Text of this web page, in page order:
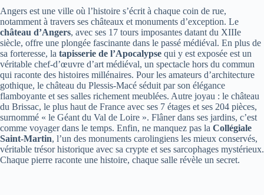
Angers est une ville où l’histoire s’écrit à chaque coin de rue,
notamment à travers ses châteaux et monuments d’exception. Le
château d’Angers, avec ses 17 tours imposantes datant du XIIIe
siècle, offre une plongée fascinante dans le passé médiéval. En plus de
sa forteresse, la tapisserie de l’Apocalypse qui y est exposée est un
véritable chef-d’œuvre d’art médiéval, un spectacle hors du commun
qui raconte des histoires millénaires. Pour les amateurs d’architecture
gothique, le château du Plessis-Macé séduit par son élégance
flamboyante et ses salles richement meublées. Autre joyau : le château
du Brissac, le plus haut de France avec ses 7 étages et ses 204 pièces,
surnommé « le Géant du Val de Loire ». Flâner dans ses jardins, c’est
comme voyager dans le temps. Enfin, ne manquez pas la Collégiale
Saint-Martin, l’un des monuments carolingiens les mieux conservés,
véritable trésor historique avec sa crypte et ses sarcophages mystérieux.
Chaque pierre raconte une histoire, chaque salle révèle un secret.